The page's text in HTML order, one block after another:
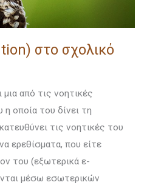
στο σχολικό
από τις νοητικές
ο­ποία του δίνει τη
τις νοητικές του
ερεθίσματα, που είτε
του (εξω­τε­ρικά ε­
μέσω εσωτερικών